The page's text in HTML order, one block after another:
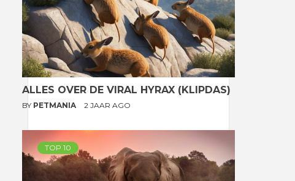
ALLES OVER DE VIRAL HYRAX (KLIPDAS)
BY PETMANIA 2 JAAR AGO
TOP 10